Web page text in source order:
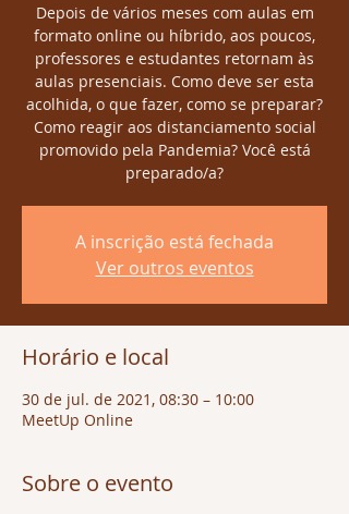
Depois de vários meses com aulas em
formato online ou híbrido, aos poucos,
professores e estudantes retornam às
aulas presenciais. Como deve ser esta
acolhida, o que fazer, como se preparar?
Como reagir aos distanciamento social
promovido pela Pandemia? Você está
preparado/a?
A inscrição está fechada
Ver outros eventos
Horário e local
30 de jul. de 2021, 08:30 – 10:00
MeetUp Online
Sobre o evento